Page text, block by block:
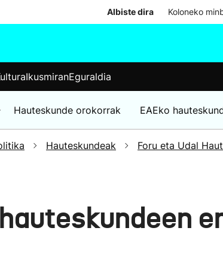
Albiste dira Koloneko
Hauteskundeak
IkusmiranEguraldia
Hauteskunde orokorrak EAEko
Hauteskundeak Foru eta Udal